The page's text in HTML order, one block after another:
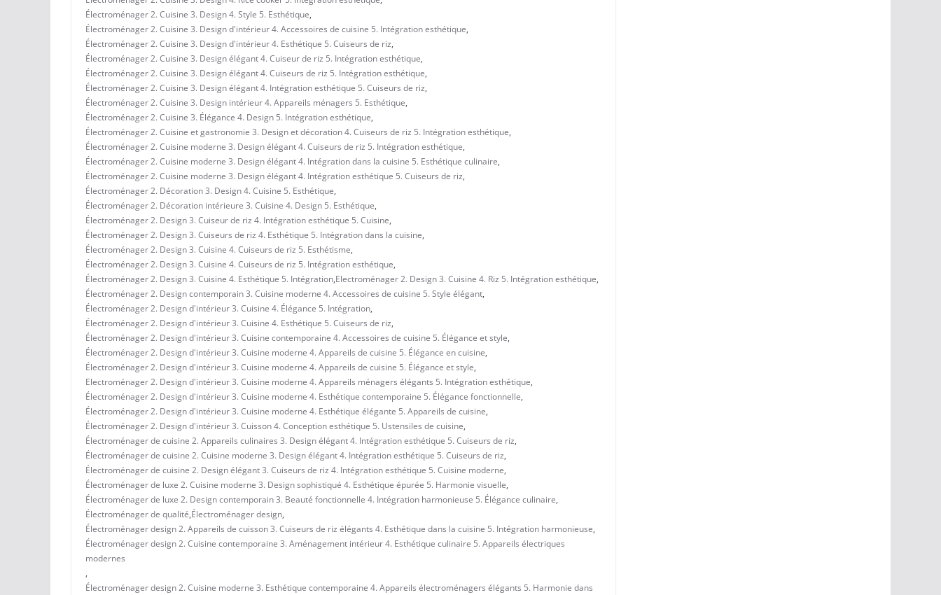
Électroménager 2. Cuisine 3. Design 4. Style 5. Esthétique,
Électroménager 2. Cuisine 3. Design d'intérieur 4. Accessoires de cuisine 5. Intégration esthétique,
Électroménager 2. Cuisine 3. Design d'intérieur 4. Esthétique 5. Cuiseurs de riz,
Électroménager 2. Cuisine 3. Design élégant 4. Cuiseur de riz 5. Intégration esthétique,
Électroménager 2. Cuisine 3. Design élégant 4. Cuiseurs de riz 5. Intégration esthétique,
Électroménager 2. Cuisine 3. Design élégant 4. Intégration esthétique 5. Cuiseurs de riz,
Électroménager 2. Cuisine 3. Design intérieur 4. Appareils ménagers 5. Esthétique,
Électroménager 2. Cuisine 3. Élégance 4. Design 5. Intégration esthétique,
Électroménager 2. Cuisine et gastronomie 3. Design et décoration 4. Cuiseurs de riz 5. Intégration esthétique,
Électroménager 2. Cuisine moderne 3. Design élégant 4. Cuiseurs de riz 5. Intégration esthétique,
Électroménager 2. Cuisine moderne 3. Design élégant 4. Intégration dans la cuisine 5. Esthétique culinaire,
Électroménager 2. Cuisine moderne 3. Design élégant 4. Intégration esthétique 5. Cuiseurs de riz,
Électroménager 2. Décoration 3. Design 4. Cuisine 5. Esthétique,
Électroménager 2. Décoration intérieure 3. Cuisine 4. Design 5. Esthétique,
Électroménager 2. Design 3. Cuiseur de riz 4. Intégration esthétique 5. Cuisine,
Électroménager 2. Design 3. Cuiseurs de riz 4. Esthétique 5. Intégration dans la cuisine,
Électroménager 2. Design 3. Cuisine 4. Cuiseurs de riz 5. Esthétisme,
Électroménager 2. Design 3. Cuisine 4. Cuiseurs de riz 5. Intégration esthétique,
Électroménager 2. Design 3. Cuisine 4. Esthétique 5. Intégration,Electroménager 2. Design 3. Cuisine 4. Riz 5. Intégration esthétique,
Électroménager 2. Design contemporain 3. Cuisine moderne 4. Accessoires de cuisine 5. Style élégant,
Électroménager 2. Design d'intérieur 3. Cuisine 4. Élégance 5. Intégration,
Électroménager 2. Design d'intérieur 3. Cuisine 4. Esthétique 5. Cuiseurs de riz,
Électroménager 2. Design d'intérieur 3. Cuisine contemporaine 4. Accessoires de cuisine 5. Élégance et style,
Électroménager 2. Design d'intérieur 3. Cuisine moderne 4. Appareils de cuisine 5. Élégance en cuisine,
Électroménager 2. Design d'intérieur 3. Cuisine moderne 4. Appareils de cuisine 5. Élégance et style,
Electroménager 2. Design d'intérieur 3. Cuisine moderne 4. Appareils ménagers élégants 5. Intégration esthétique,
Électroménager 2. Design d'intérieur 3. Cuisine moderne 4. Esthétique contemporaine 5. Élégance fonctionnelle,
Électroménager 2. Design d'intérieur 3. Cuisine moderne 4. Esthétique élégante 5. Appareils de cuisine,
Électroménager 2. Design d'intérieur 3. Cuisson 4. Conception esthétique 5. Ustensiles de cuisine,
Électroménager de cuisine 2. Appareils culinaires 3. Design élégant 4. Intégration esthétique 5. Cuiseurs de riz,
Électroménager de cuisine 2. Cuisine moderne 3. Design élégant 4. Intégration esthétique 5. Cuiseurs de riz,
Électroménager de cuisine 2. Design élégant 3. Cuiseurs de riz 4. Intégration esthétique 5. Cuisine moderne,
Électroménager de luxe 2. Cuisine moderne 3. Design sophistiqué 4. Esthétique épurée 5. Harmonie visuelle,
Électroménager de luxe 2. Design contemporain 3. Beauté fonctionnelle 4. Intégration harmonieuse 5. Élégance culinaire,
Électroménager de qualité,Électroménager design,
Électroménager design 2. Appareils de cuisson 3. Cuiseurs de riz élégants 4. Esthétique dans la cuisine 5. Intégration harmonieuse,
Électroménager design 2. Cuisine contemporaine 3. Aménagement intérieur 4. Esthétique culinaire 5. Appareils électriques
modernes
,
Électroménager design 2. Cuisine moderne 3. Esthétique contemporaine 4. Appareils électroménagers élégants 5. Harmonie dans